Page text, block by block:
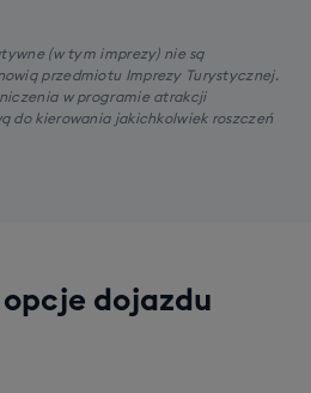
(w tym imprezy) nie są
przedmiotu Imprezy Turystycznej.
w programie atrakcji
do kierowania jakichkolwiek roszczeń
dojazdu